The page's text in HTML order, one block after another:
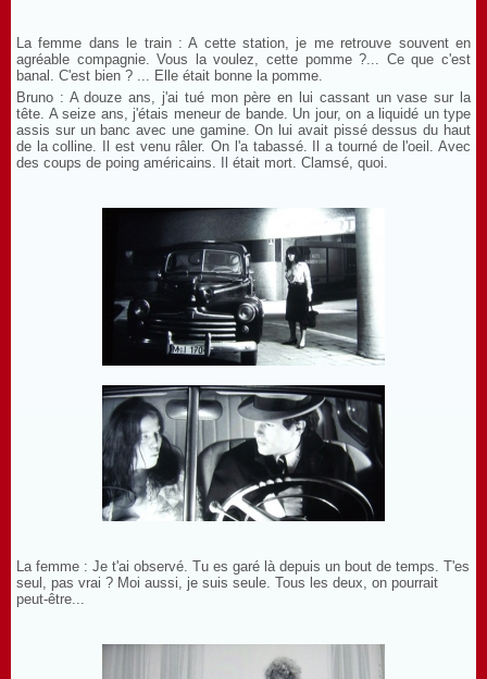
La femme dans le train : A cette station, je me retrouve souvent en
agréable compagnie. Vous la voulez, cette pomme ?... Ce que c'est
banal. C'est bien ? ... Elle était bonne la pomme.
Bruno : A douze ans, j'ai tué mon père en lui cassant un vase sur la
tête. A seize ans, j'étais meneur de bande. Un jour, on a liquidé un type
assis sur un banc avec une gamine. On lui avait pissé dessus du haut
de la colline. Il est venu râler. On l'a tabassé. Il a tourné de l'oeil. Avec
des coups de poing américains. Il était mort. Clamsé, quoi.
La femme : Je t'ai observé. Tu es garé là depuis un bout de temps. T'es
seul, pas vrai ? Moi aussi, je suis seule. Tous les deux, on pourrait
peut-être...